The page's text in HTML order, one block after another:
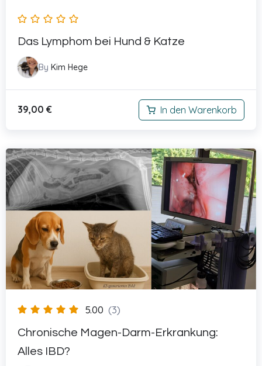
Das Lymphom bei Hund & Katze
By Kim Hege
39,00 € In den Warenkorb
5.00 (3)
Chronische Magen-Darm-Erkrankung:
Alles IBD?